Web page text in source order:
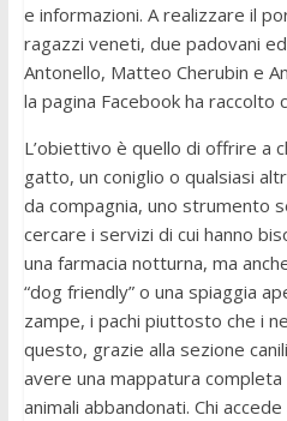
e informazioni. A realizzare il
ragazzi veneti, due padovani
Antonello, Matteo Cherubin e
la pagina Facebook ha raccolto
L’obiettivo è quello di offrire a
gatto, un coniglio o qualsiasi
da compagnia, uno strumento
cercare i servizi di cui hanno
una farmacia notturna, ma
“dog friendly” o una spiaggia
zampe, i pachi piuttosto che i
questo, grazie alla sezione
avere una mappatura
animali abbandonati. Chi